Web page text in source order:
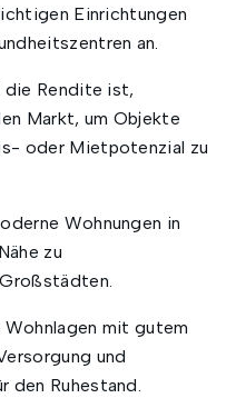
Einrichtungen
an.
die Rendite ist,
Markt, um Objekte
oder Mietpotenzial zu
Wohnungen in
zu
Wohnlagen mit gutem
und
den Ruhestand.